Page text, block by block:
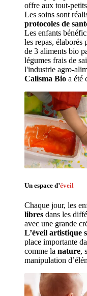
offre aux tout-
Les soins sont
protocoles de
Les enfants
les repas, élaborés
de 3 aliments bio
légumes frais de
l'industrie agro-
Calisma Bio a été
Un espace d’éveil
Chaque jour, les
libres dans les
L’éveil artistique
place importante
comme la nature,
manipulation